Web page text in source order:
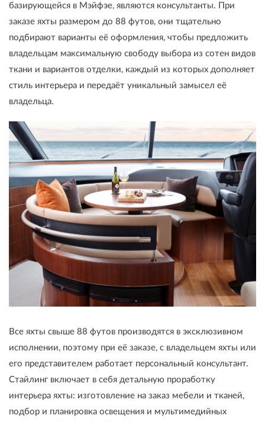
базирующейся в Мэйфэе, являются консультанты. При
заказе яхты размером до 88 футов, они тщательно
подбирают варианты её оформления, чтобы предложить
владельцам максимальную свободу выбора из сотен видов
ткани и вариантов отделки, каждый из которых дополняет
стиль интерьера и передаёт уникальный замысел её
владельца.
Все яхты свыше 88 футов производятся в эксклюзивном
исполнении, поэтому при её заказе, с владельцем яхты или
его представителем работает персональный консультант.
Стайлинг включает в себя детальную проработку
интерьера яхты: изготовление на заказ мебели и тканей,
подбор и планировка освещения и мультимедийных